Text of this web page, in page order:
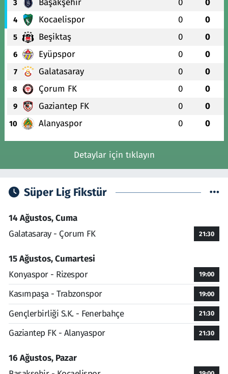
3 Başakşehir 0 0
4 Kocaelispor 0 0
5 Beşiktaş 0 0
6 Eyüpspor 0 0
7 Galatasaray 0 0
8 Çorum FK 0 0
9 Gaziantep FK 0 0
10 Alanyaspor 0 0
Detaylar için tıklayın
Süper Lig Fikstür
14 Ağustos, Cuma
Galatasaray - Çorum FK
21:30
15 Ağustos, Cumartesi
Konyaspor - Rizespor
19:00
Kasımpaşa - Trabzonspor 19:00
Gençlerbirliği S.K. - Fenerbahçe 21:30
Gaziantep FK - Alanyaspor 21:30
16 Ağustos, Pazar